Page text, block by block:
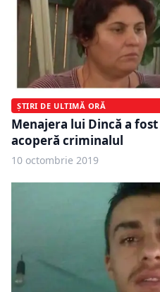
ȘTIRI DE ULTIMĂ ORĂ
Menajera lui Dincă a
acoperă criminalul
10 octombrie 2019